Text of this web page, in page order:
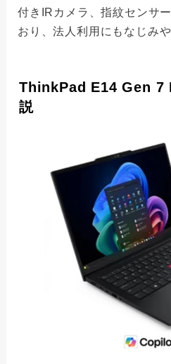
付きIRカメラ、指紋センサ
おり、法人利用にもなじみ
ThinkPad E14 Gen 7
説